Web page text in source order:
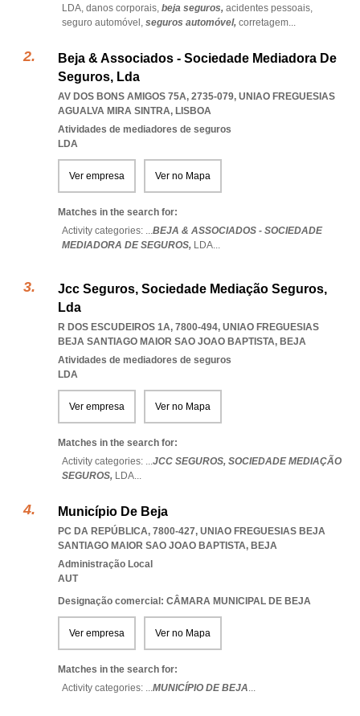
LDA, danos corporais, beja seguros, acidentes pessoais,
seguro automóvel, seguros automóvel, corretagem...
Beja & Associados - Sociedade Mediadora De
Seguros, Lda
AV DOS BONS AMIGOS 75A, 2735-079, UNIAO FREGUESIAS
AGUALVA MIRA SINTRA, LISBOA
Atividades de mediadores de seguros
LDA
Ver empresa Ver no Mapa
Matches in the search for:
Activity categories: ...BEJA & ASSOCIADOS - SOCIEDADE
MEDIADORA DE SEGUROS, LDA...
Jcc Seguros, Sociedade Mediação Seguros,
Lda
R DOS ESCUDEIROS 1A, 7800-494, UNIAO FREGUESIAS
BEJA SANTIAGO MAIOR SAO JOAO BAPTISTA, BEJA
Atividades de mediadores de seguros
LDA
Ver empresa Ver no Mapa
Matches in the search for:
Activity categories: ...JCC SEGUROS, SOCIEDADE MEDIAÇÃO
SEGUROS, LDA...
Município De Beja
PC DA REPÚBLICA, 7800-427, UNIAO FREGUESIAS BEJA
SANTIAGO MAIOR SAO JOAO BAPTISTA, BEJA
Administração Local
AUT
Designação comercial: CÂMARA MUNICIPAL DE BEJA
Ver empresa Ver no Mapa
Matches in the search for:
Activity categories: ...MUNICÍPIO DE BEJA...